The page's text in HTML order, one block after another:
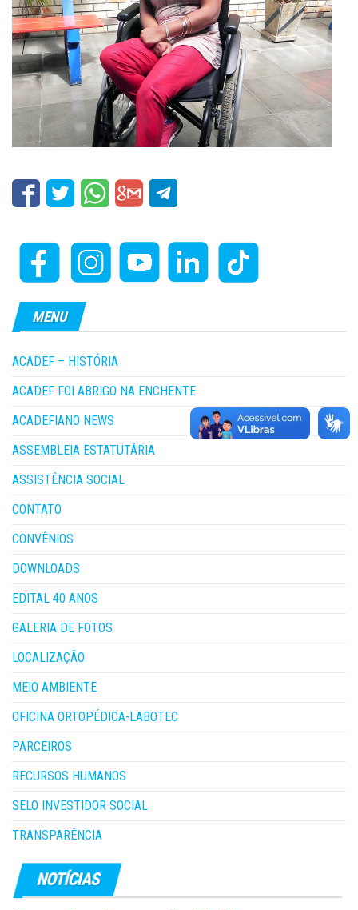
MENU
ACADEF – HISTÓRIA
ACADEF FOI ABRIGO NA ENCHENTE
ACADEFIANO NEWS
ASSEMBLEIA ESTATUTÁRIA
ASSISTÊNCIA SOCIAL
CONTATO
CONVÊNIOS
DOWNLOADS
EDITAL 40 ANOS
GALERIA DE FOTOS
LOCALIZAÇÃO
MEIO AMBIENTE
OFICINA ORTOPÉDICA-LABOTEC
PARCEIROS
RECURSOS HUMANOS
SELO INVESTIDOR SOCIAL
TRANSPARÊNCIA